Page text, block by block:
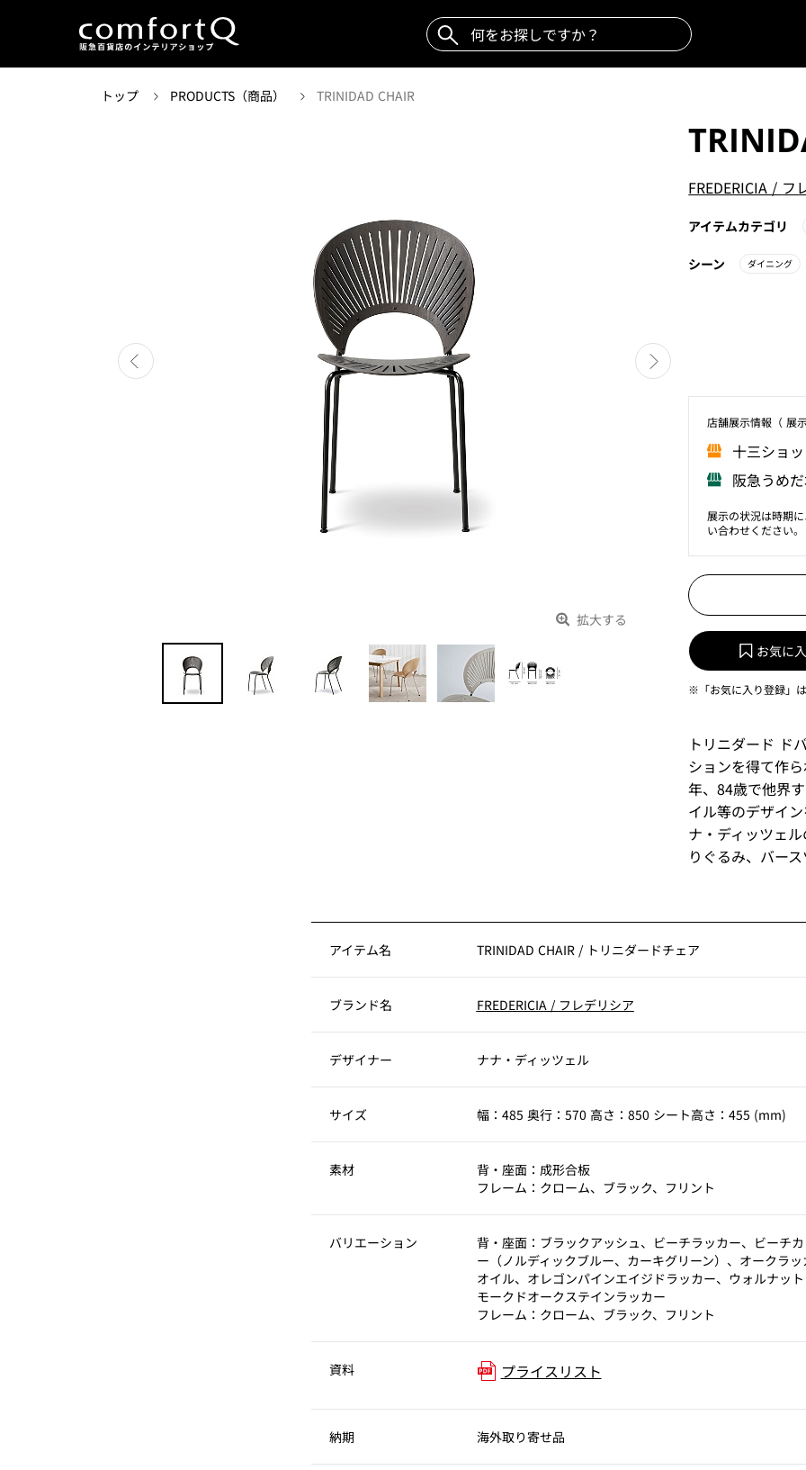
トップ PRODUCTS（商品） TRINIDAD CHAIR
拡大する
FREDERICIA / フ
アイテムカテゴリ
シーン ダイニング
店舗展⽰情報（ 展
⼗三ショ
阪急うめ
展示の状況は時期
い合わせください。
お気に
※「お気に入り登録」
トリニダード ド
ションを得て作
年、84歳で他界
イル等のデザイ
ナ・ディッツェ
りぐるみ、バー
アイテム名 TRINIDAD CHAIR / トリニダードチェア
ブランド名 FREDERICIA / フレデリシア
デザイナー ナナ・ディッツェル
サイズ 幅：485 奥行：570 高さ：850 シート高さ：455 (mm)
素材
背・座面：成形合板
フレーム：クローム、ブラック、フリント
バリエーション
背・座面：ブラックアッシュ、ビーチラッカー、ビーチ
ー（ノルディックブルー、カーキグリーン）、オークラ
オイル、オレゴンパインエイジドラッカー、ウォルナッ
モークドオークステインラッカー
フレーム：クローム、ブラック、フリント
資料 プライスリスト
納期 海外取り寄せ品